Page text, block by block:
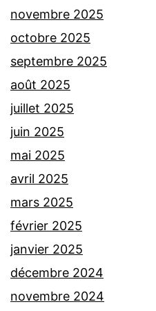
novembre 2025
octobre 2025
septembre 2025
août 2025
juillet 2025
juin 2025
mai 2025
avril 2025
mars 2025
février 2025
janvier 2025
décembre 2024
novembre 2024